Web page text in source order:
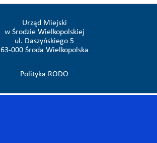
Urząd Miejski
w Środzie Wielkopolskiej
ul. Daszyńskiego 5
63-000 Środa Wielkopolska
Polityka RODO